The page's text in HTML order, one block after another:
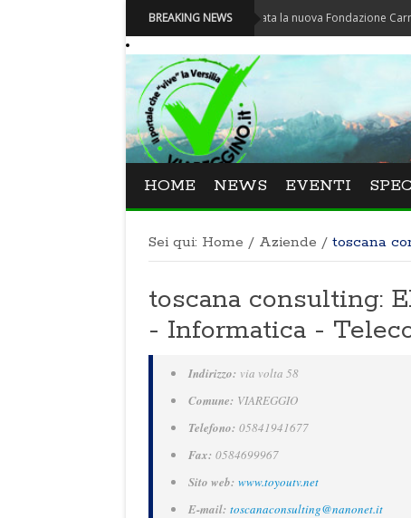
BREAKING NEWS
Carnevale - Nominata la nuova Fondazione Carnevale di
HOME NEWS EVENTI
Sei qui: Home / Aziende / toscana
toscana consulting:
- Informatica -
Indirizzo: via volta 58
Comune: VIAREGGIO
Telefono: 05841941677
Fax: 0584699967
Sito web: www.toyoutv.net
E-mail: toscanaconsulting@nanonet.it